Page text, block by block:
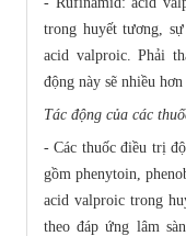
trong huyết tương,
acid valproic. Phải
động này sẽ nhiều
Tác động của các
- Các thuốc điều trị
gồm phenytoin,
acid valproic trong
theo đáp ứng lâm